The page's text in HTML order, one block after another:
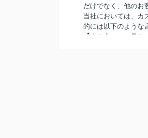
だけでなく、他のお
当社においては、カ
的には以下のような
【カスタマーハラス
・ 精神的な攻撃（